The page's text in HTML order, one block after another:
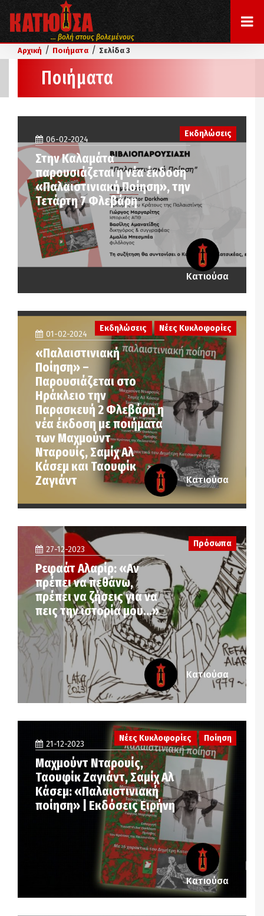
... βολή στους βολεμένους
Αρχική / Ποιήματα / Σελίδα 3
Ποιήματα
Εκδηλώσεις
06-02-2024
Στην Καλαμάτα
παρουσιάζεται η νέα έκδοση
«Παλαιστινιακή Ποίηση», την
Τετάρτη 7 Φλεβάρη
Κατιούσα
01-02-2024
«Παλαιστινιακή
Ποίηση» –
Παρουσιάζεται στο
Ηράκλειο την
Παρασκευή 2 Φλεβάρη η
νέα έκδοση με ποιήματα
των Μαχμούντ
Νταρουίς, Σαμίχ Αλ
Κάσεμ και Ταουφίκ
Ζαγιάντ
Εκδηλώσεις Νέες Κυκλοφορίες
Κατιούσα
27-12-2023
Ρεφαάτ Αλαρίρ: «Αν
πρέπει να πεθάνω,
πρέπει να ζήσεις για να
πεις την ιστορία μου…»
Πρόσωπα
Κατιούσα
Νέες Κυκλοφορίες Ποίηση
21-12-2023
Μαχμούντ Νταρουίς,
Ταουφίκ Ζαγιάντ, Σαμίχ Αλ
Κάσεμ: «Παλαιστινιακή
ποίηση» | Εκδόσεις Ειρήνη
Κατιούσα